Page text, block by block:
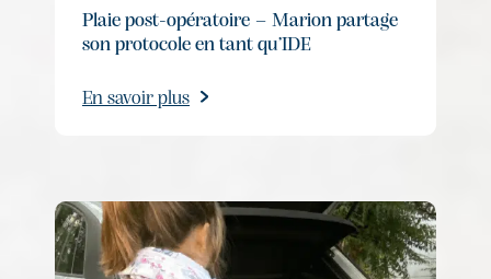
Plaie post-opératoire – Marion partage
son protocole en tant qu’IDE
En savoir plus